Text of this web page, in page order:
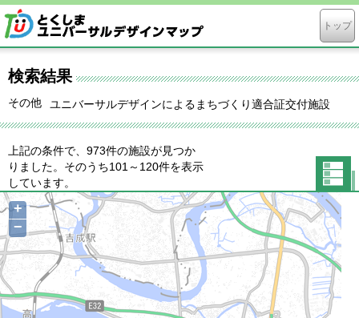
トップ
検索結果
その他 ユニバーサルデザインによるまちづくり適合証交付施設
上記の条件で、973件の施設が見つか
りました。そのうち101～120件を表示
しています。
一覧表
示に切
り替え
る
+
−